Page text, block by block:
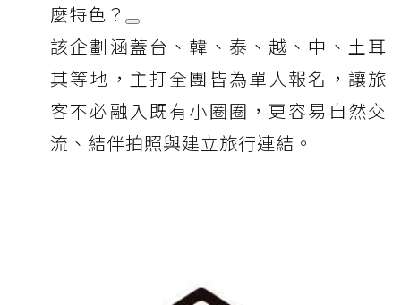
麼特色？
該企劃涵蓋台、韓、泰、越、中、土耳
其等地，主打全團皆為單人報名，讓旅
客不必融入既有小圈圈，更容易自然交
流、結伴拍照與建立旅行連結。